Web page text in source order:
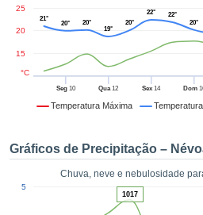
e
digital
Temperatura Máxima
Seg10 Qua12 Sex 14 Dom
15
20
25
°C
21°
20°
20°
19°
20°
22°
22°
20°
Gráficos de Precipitação –
Chuva, neve e nebulosidade
5
1017